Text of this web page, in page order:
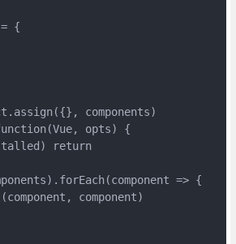
= {
components)
opts) {
return
=> {
component)